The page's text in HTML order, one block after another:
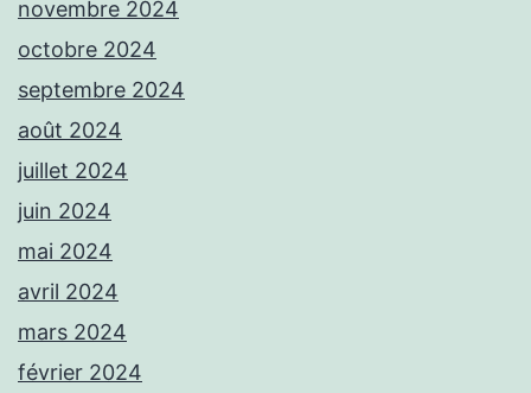
novembre 2024
octobre 2024
septembre 2024
août 2024
juillet 2024
juin 2024
mai 2024
avril 2024
mars 2024
février 2024